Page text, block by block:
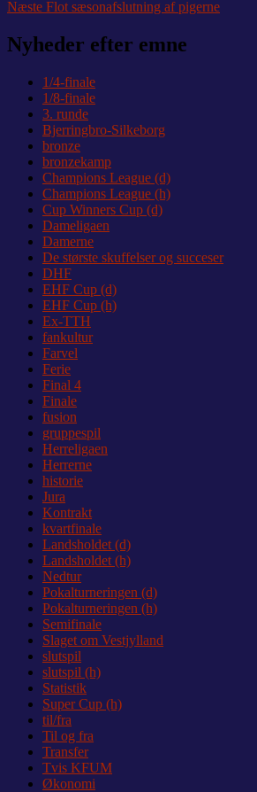
indlæg:
Næste Næste
Flot sæsonafslutning af pigerne
Nyheder efter emne
1/4-finale
1/8-finale
3. runde
Bjerringbro-Silkeborg
bronze
bronzekamp
Champions League (d)
Champions League (h)
Cup Winners Cup (d)
Dameligaen
Damerne
De største skuffelser og succeser
DHF
EHF Cup (d)
EHF Cup (h)
Ex-TTH
fankultur
Farvel
Ferie
Final 4
Finale
fusion
gruppespil
Herreligaen
Herrerne
historie
Jura
Kontrakt
kvartfinale
Landsholdet (d)
Landsholdet (h)
Nedtur
Pokalturneringen (d)
Pokalturneringen (h)
Semifinale
Slaget om Vestjylland
slutspil
slutspil (h)
Statistik
Super Cup (h)
til/fra
Til og fra
Transfer
Tvis KFUM
Økonomi